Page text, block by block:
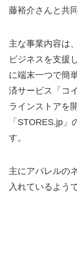
藤裕介さんと共
主な事業内容は
ビジネスを支援
に端末一つで簡
済サービス「コ
ラインストアを
「STORES.jp
す。
主にアパレルの
入れているよう